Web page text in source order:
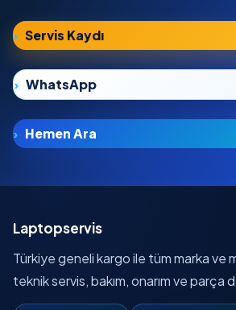
Servis Kaydı
WhatsApp
Hemen Ara
Laptopservis
Türkiye geneli kargo ile tüm marka ve
teknik servis, bakım, onarım ve parça